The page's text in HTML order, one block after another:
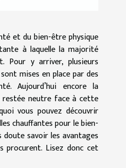
et du bien-être physique
à laquelle la majorité
Pour y arriver, plusieurs
mises en place par des
Aujourd’hui encore la
restée neutre face à cette
vous pouvez découvrir
chauffantes pour le bien-
doute savoir les avantages
procurent. Lisez donc cet